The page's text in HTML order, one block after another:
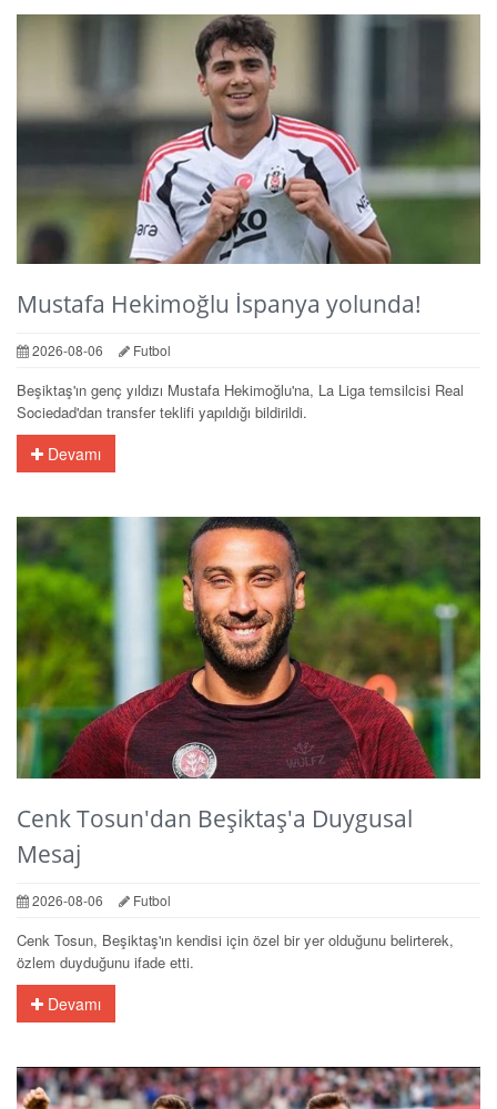
Mustafa Hekimoğlu İspanya yolunda!
2026-08-06 Futbol
Beşiktaş'ın genç yıldızı Mustafa Hekimoğlu'na, La Liga temsilcisi Real
Sociedad'dan transfer teklifi yapıldığı bildirildi.
Devamı
Cenk Tosun'dan Beşiktaş'a Duygusal
Mesaj
2026-08-06 Futbol
Cenk Tosun, Beşiktaş'ın kendisi için özel bir yer olduğunu belirterek,
özlem duyduğunu ifade etti.
Devamı